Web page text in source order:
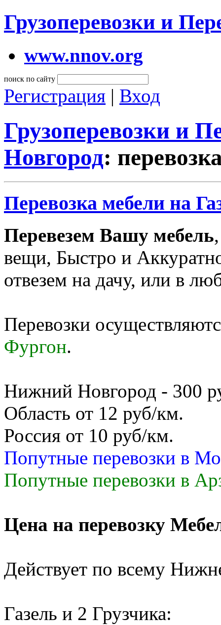
Грузоперевозки и
www.nnov.org
поиск по сайту
Регистрация | Вход
Грузоперевозки и
Новгород:
Перевозка мебели на
Перевезем Вашу мебель
вещи, Быстро и
отвезем на дачу, или в
Перевозки
Фургон.
Нижний Новгород - 300
Область от 12 руб/км.
Россия от 10 руб/км.
Попутные перевозки в
Попутные перевозки в
Цена на перевозку
Действует по всему
Газель и 2 Грузчика: